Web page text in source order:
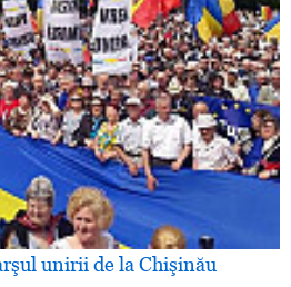
unirii de la Chişinău